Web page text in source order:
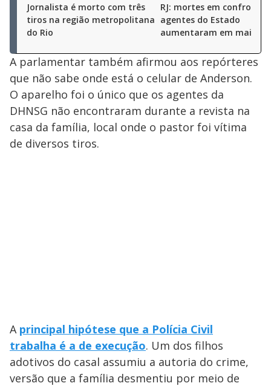
Jornalista é morto com três
tiros na região metropolitana
do Rio
RJ: mortes em
agentes do Estado
aumentaram em maio
A parlamentar também afirmou aos repórteres
que não sabe onde está o celular de Anderson.
O aparelho foi o único que os agentes da
DHNSG não encontraram durante a revista na
casa da família, local onde o pastor foi vítima
de diversos tiros.
A principal hipótese que a Polícia Civil
trabalha é a de execução. Um dos filhos
adotivos do casal assumiu a autoria do crime,
versão que a família desmentiu por meio de